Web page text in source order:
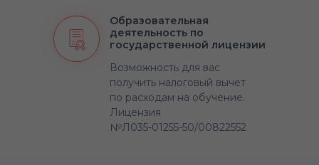
Образовательная
деятельность по
государственной лицензии
Возможность для вас
получить налоговый вычет
по расходам на обучение.
Лицензия
№Л035-01255-50/00822552